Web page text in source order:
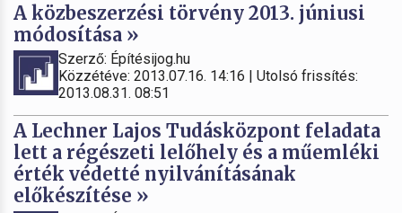
A közbeszerzési törvény 2013. júniusi
módosítása »
Szerző: Építésijog.hu
Közzétéve: 2013.07.16. 14:16 | Utolsó frissítés:
2013.08.31. 08:51
A Lechner Lajos Tudásközpont feladata
lett a régészeti lelőhely és a műemléki
érték védetté nyilvánításának
előkészítése »